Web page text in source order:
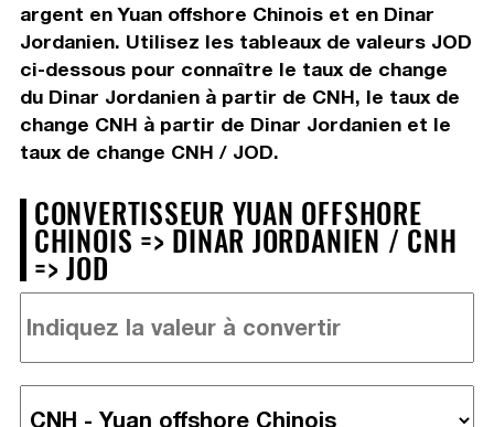
argent en Yuan offshore Chinois et en Dinar
Jordanien. Utilisez les tableaux de valeurs JOD
ci-dessous pour connaître le taux de change
du Dinar Jordanien à partir de CNH, le taux de
change CNH à partir de Dinar Jordanien et le
taux de change CNH / JOD.
CONVERTISSEUR YUAN OFFSHORE
CHINOIS => DINAR JORDANIEN / CNH
=> JOD